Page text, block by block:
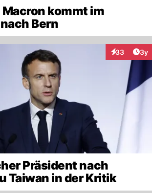
kommt im
Bern
33
Interaktionen
3y
Präsident nach
Taiwan in der Kritik